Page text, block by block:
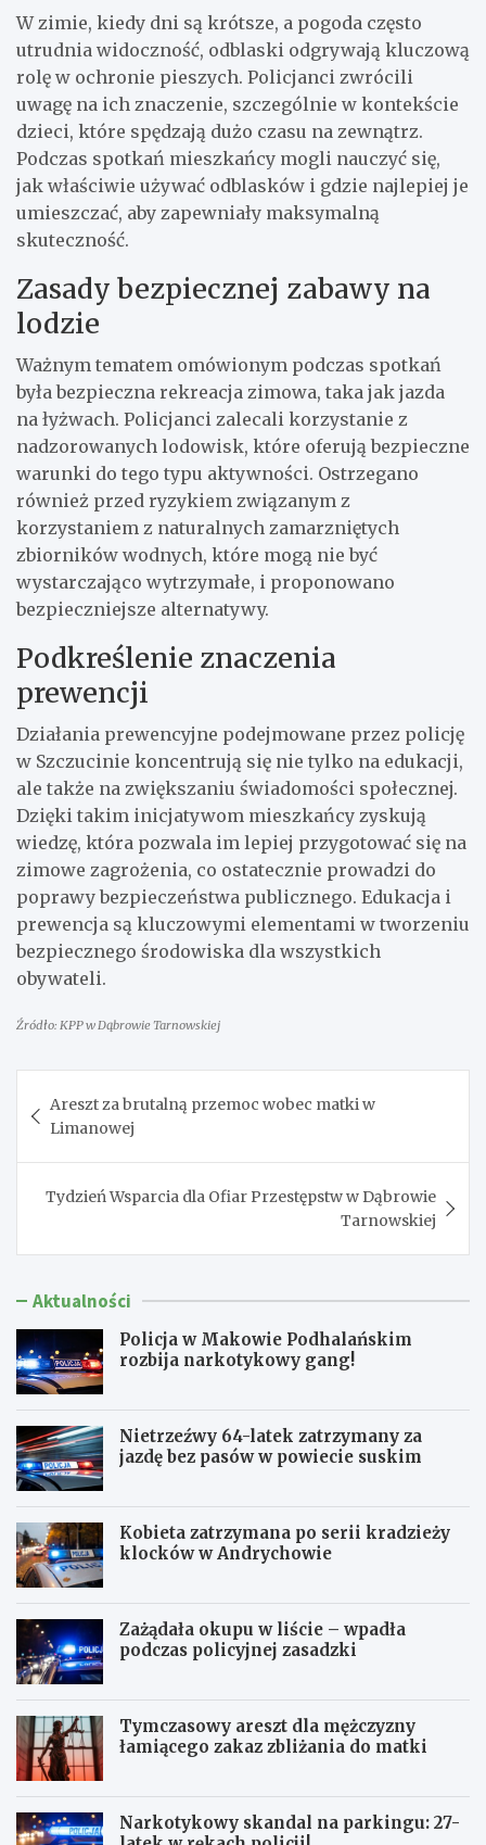
W zimie, kiedy dni są krótsze, a pogoda często
utrudnia widoczność, odblaski odgrywają kluczową
rolę w ochronie pieszych. Policjanci zwrócili
uwagę na ich znaczenie, szczególnie w kontekście
dzieci, które spędzają dużo czasu na zewnątrz.
Podczas spotkań mieszkańcy mogli nauczyć się,
jak właściwie używać odblasków i gdzie najlepiej je
umieszczać, aby zapewniały maksymalną
skuteczność.
Zasady bezpiecznej zabawy na
lodzie
Ważnym tematem omówionym podczas spotkań
była bezpieczna rekreacja zimowa, taka jak jazda
na łyżwach. Policjanci zalecali korzystanie z
nadzorowanych lodowisk, które oferują bezpieczne
warunki do tego typu aktywności. Ostrzegano
również przed ryzykiem związanym z
korzystaniem z naturalnych zamarzniętych
zbiorników wodnych, które mogą nie być
wystarczająco wytrzymałe, i proponowano
bezpieczniejsze alternatywy.
Podkreślenie znaczenia
prewencji
Działania prewencyjne podejmowane przez policję
w Szczucinie koncentrują się nie tylko na edukacji,
ale także na zwiększaniu świadomości społecznej.
Dzięki takim inicjatywom mieszkańcy zyskują
wiedzę, która pozwala im lepiej przygotować się na
zimowe zagrożenia, co ostatecznie prowadzi do
poprawy bezpieczeństwa publicznego. Edukacja i
prewencja są kluczowymi elementami w tworzeniu
bezpiecznego środowiska dla wszystkich
obywateli.
Źródło: KPP w Dąbrowie Tarnowskiej
wpisu
Areszt za brutalną przemoc wobec matki w
Limanowej
Tydzień Wsparcia dla Ofiar Przestępstw w Dąbrowie
Tarnowskiej
Aktualności
Policja w Makowie Podhalańskim
rozbija narkotykowy gang!
Nietrzeźwy 64-latek zatrzymany za
jazdę bez pasów w powiecie suskim
Kobieta zatrzymana po serii kradzieży
klocków w Andrychowie
Zażądała okupu w liście – wpadła
podczas policyjnej zasadzki
Tymczasowy areszt dla mężczyzny
łamiącego zakaz zbliżania do matki
Narkotykowy skandal na parkingu: 27-